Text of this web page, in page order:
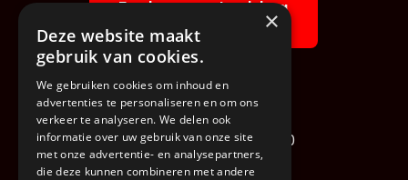
Explorez notre blog
Deinze Steenweg 1489810
9810 Nazareth – De Pinte
×
Deze website maakt
gebruik van cookies.
We gebruiken cookies om inhoud en
advertenties te personaliseren en om ons
verkeer te analyseren. We delen ook
informatie over uw gebruik van onze site
met onze advertentie- en analysepartners,
die deze kunnen combineren met andere